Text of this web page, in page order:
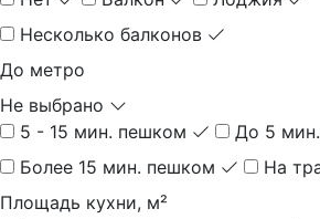
Несколько балконов
До метро
Не выбрано
5 - 15 мин. пешком
До 5
Более 15 мин. пешком
На
Площадь кухни, м²